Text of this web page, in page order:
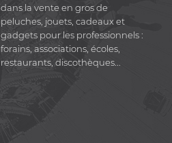
dans la vente en gros de
peluches, jouets, cadeaux et
gadgets pour les professionnels :
forains, associations, écoles,
restaurants, discothèques...